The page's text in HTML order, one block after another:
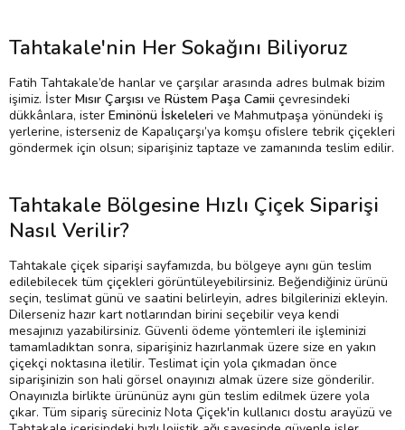
Tahtakale'nin Her Sokağını Biliyoruz
Fatih Tahtakale’de hanlar ve çarşılar arasında adres bulmak bizim
işimiz. İster Mısır Çarşısı ve Rüstem Paşa Camii çevresindeki
dükkânlara, ister Eminönü İskeleleri ve Mahmutpaşa yönündeki iş
yerlerine, isterseniz de Kapalıçarşı’ya komşu ofislere tebrik çiçekleri
göndermek için olsun; siparişiniz taptaze ve zamanında teslim edilir.
Tahtakale Bölgesine Hızlı Çiçek Siparişi
Nasıl Verilir?
Tahtakale çiçek siparişi sayfamızda, bu bölgeye aynı gün teslim
edilebilecek tüm çiçekleri görüntüleyebilirsiniz. Beğendiğiniz ürünü
seçin, teslimat günü ve saatini belirleyin, adres bilgilerinizi ekleyin.
Dilerseniz hazır kart notlarından birini seçebilir veya kendi
mesajınızı yazabilirsiniz. Güvenli ödeme yöntemleri ile işleminizi
tamamladıktan sonra, siparişiniz hazırlanmak üzere size en yakın
çiçekçi noktasına iletilir. Teslimat için yola çıkmadan önce
siparişinizin son hali görsel onayınızı almak üzere size gönderilir.
Onayınızla birlikte ürününüz aynı gün teslim edilmek üzere yola
çıkar. Tüm sipariş süreciniz Nota Çiçek'in kullanıcı dostu arayüzü ve